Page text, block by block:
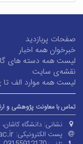
صفحات پربازدید
خبرخوان همه اخبار
لیست همه دسته های
نقشه‌ی سایت
لیست همه موارد الف
تماس با معاونت پژوهشی و
نشانی: دانشگاه
پست الکترونیکی: